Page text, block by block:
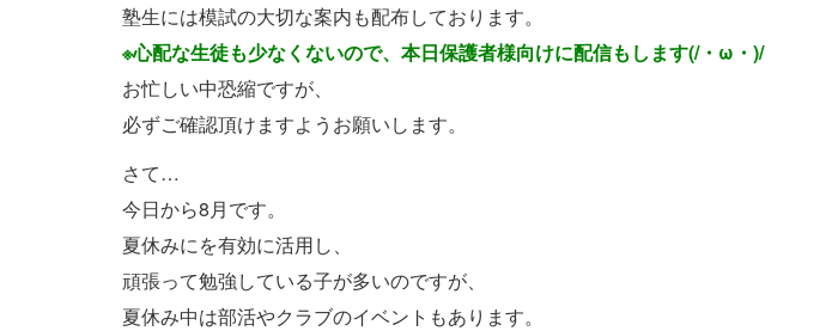
塾生には模試の大切な案内も配布しております。
※心配な生徒も少なくないので、本日保護者様向けに配信もします(/・ω・)/
お忙しい中恐縮ですが、
必ずご確認頂けますようお願いします。
さて…
今日から8月です。
夏休みにを有効に活用し、
頑張って勉強している子が多いのですが、
夏休み中は部活やクラブのイベントもあります。